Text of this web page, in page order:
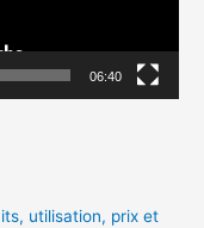
06:40
utilisation, prix et